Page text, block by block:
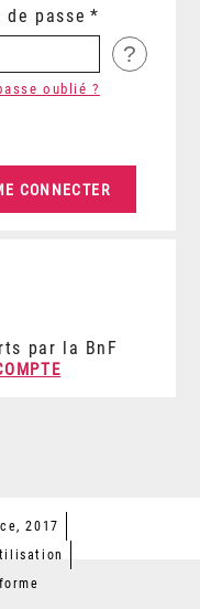
de passe
?
oublié ?
par la BnF
2017